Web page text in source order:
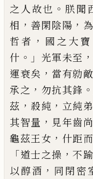
之人故也 。 朕聞
相 ， 善閑陰陽 ，
哲者 ， 國之 大寶
什 。」 光軍未至 ，
運衰矣 ， 當有勍敵
承之 ， 勿抗其鋒
茲 ， 殺純 ， 立純
其智量 ， 見年齒
龜茲王女 ， 什距
「道士之操 ，不
以醇酒 ， 同閉密